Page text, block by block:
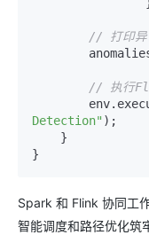
// 打印异
// 执行
Detection" );
Spark 和 Flink 协同工
智能调度和路径优化筑